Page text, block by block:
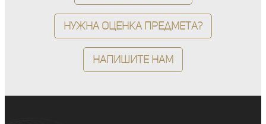
Нужна оценка предмета?
Напишите нам